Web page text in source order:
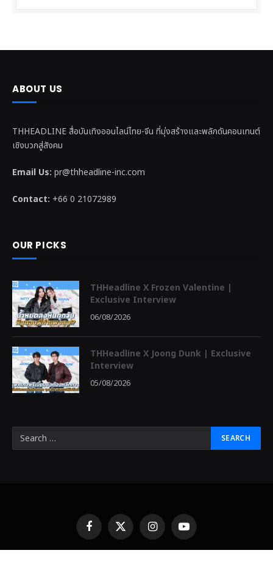
ABOUT US
THHEADLINE สื่อบันเทิงออนไลน์ไทย-จีน ที่มุ่งสร้างและพลักดันคอนเทนต์
เชิงบวกสู่สังคม
Email Us: pr@thheadline-inc.com
Contact: +66 0 21072989
OUR PICKS
THHeadline X Frozen Valentine |
Exclusive Interview
06/08/2026
THHeadline X Joong Dunk | Exclusive
Interview
05/08/2026
FacebookX
(Twitter)
InstagramYouTube